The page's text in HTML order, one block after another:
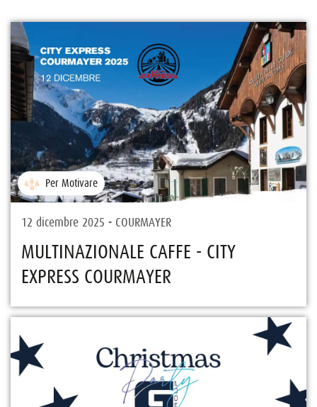
Per Motivare
12 dicembre 2025 - COURMAYER
MULTINAZIONALE CAFFE - CITY
EXPRESS COURMAYER